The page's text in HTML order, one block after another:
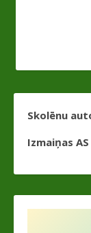
Skolēnu
Izmaiņas